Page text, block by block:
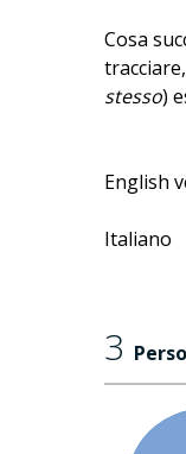
Cosa
stesso)
English
Italiano
3